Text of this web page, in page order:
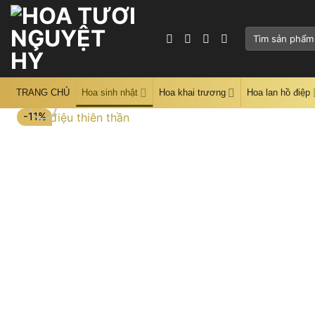
Skip
content
Tìm
TRANG CHỦ Hoa sinh nhật Hoa khai trương Hoa lan hồ điệp
-11%